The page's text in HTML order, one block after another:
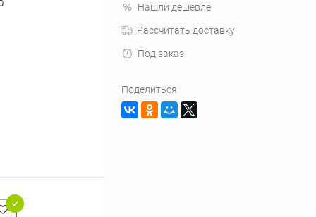
Нашли дешевле
Рассчитать доставку
Под заказ
Поделиться